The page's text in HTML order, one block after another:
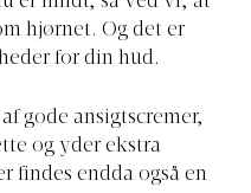
hjørnet. Og det er
for din hud.
gode ansigtscremer,
og yder ekstra
findes endda også en